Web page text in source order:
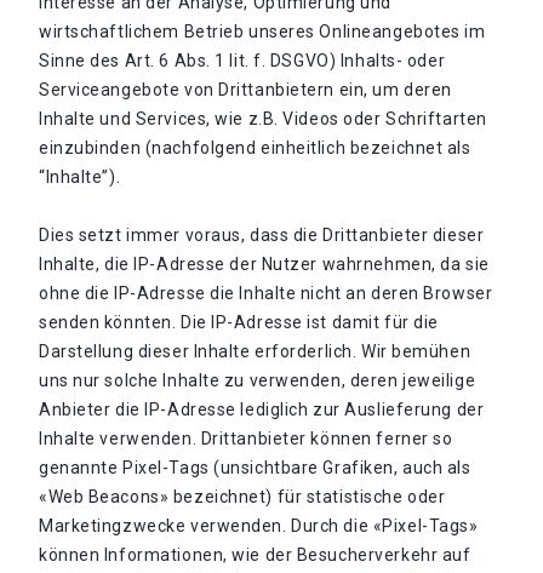
wirtschaftlichem Betrieb unseres Onlineangebotes im
Sinne des Art. 6 Abs. 1 lit. f. DSGVO) Inhalts- oder
Serviceangebote von Drittanbietern ein, um deren
Inhalte und Services, wie z.B. Videos oder Schriftarten
einzubinden (nachfolgend einheitlich bezeichnet als
“Inhalte”).
Dies setzt immer voraus, dass die Drittanbieter dieser
Inhalte, die IP-Adresse der Nutzer wahrnehmen, da sie
ohne die IP-Adresse die Inhalte nicht an deren Browser
senden könnten. Die IP-Adresse ist damit für die
Darstellung dieser Inhalte erforderlich. Wir bemühen
uns nur solche Inhalte zu verwenden, deren jeweilige
Anbieter die IP-Adresse lediglich zur Auslieferung der
Inhalte verwenden. Drittanbieter können ferner so
genannte Pixel-Tags (unsichtbare Grafiken, auch als
«Web Beacons» bezeichnet) für statistische oder
Marketingzwecke verwenden. Durch die «Pixel-Tags»
können Informationen, wie der Besucherverkehr auf